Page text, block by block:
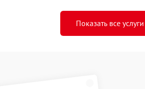
Показать все услуги